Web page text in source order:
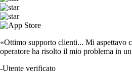
«Ottimo supporto clienti... Mi aspettavo
operatore ha risolto il mio problema in
-Utente verificato